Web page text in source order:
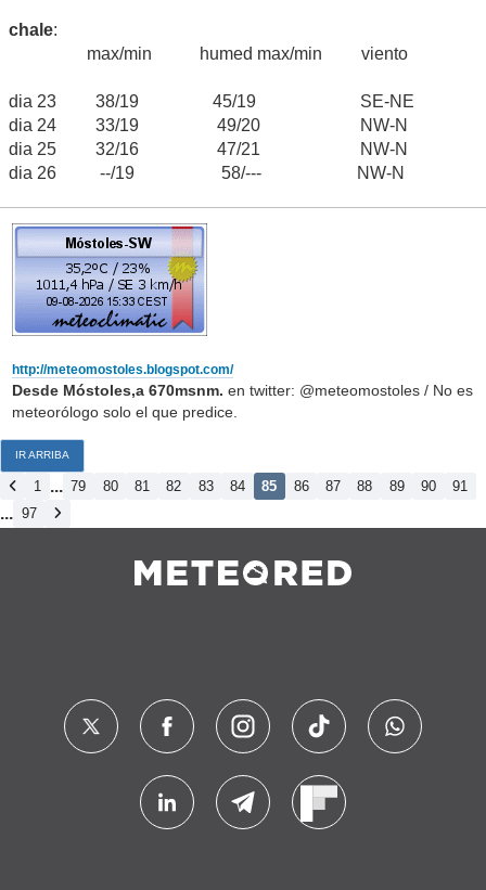
chale:
max/min humed max/min viento
dia 23 38/19 45/19 SE-NE
dia 24 33/19 49/20 NW-N
dia 25 32/16 47/21 NW-N
dia 26 --/19 58/--- NW-N
http://meteomostoles.blogspot.com/
Desde Móstoles,a 670msnm. en twitter: @meteomostoles / No es
meteorólogo solo el que predice.
IR ARRIBA
1 ... 79 80 81 82 83 84 85 86 87 88 89 90 91
... 97